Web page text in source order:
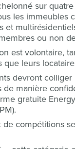
sur
les immeubles
et
ou non
est volontaire,
que leurs
devront
de manière
gratuite
de compétitions